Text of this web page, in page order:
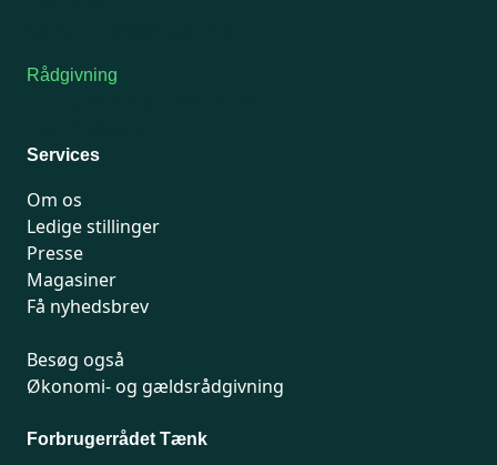
Rådgivning
Services
Om os
Ledige stillinger
Presse
Magasiner
Få nyhedsbrev
Besøg også
Økonomi- og gældsrådgivning
Forbrugerrådet Tænk